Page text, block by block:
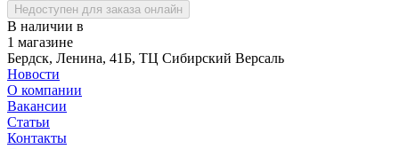
Недоступен для заказа онлайн
В наличии в
1 магазине
Бердск, Ленина, 41Б, ТЦ Сибирский Версаль
Новости
О компании
Вакансии
Статьи
Контакты